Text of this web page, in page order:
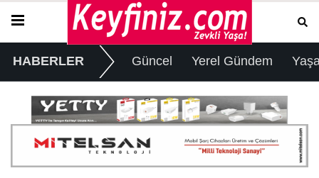
HABERLER Güncel Yerel Gündem